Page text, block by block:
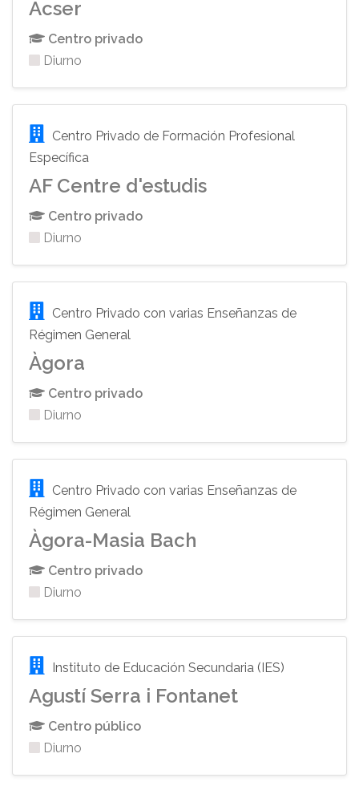
Acser
Centro privado
Diurno
Centro Privado de Formación Profesional
Específica
AF Centre d'estudis
Centro privado
Diurno
Centro Privado con varias Enseñanzas de
Régimen General
Àgora
Centro privado
Diurno
Centro Privado con varias Enseñanzas de
Régimen General
Àgora-Masia Bach
Centro privado
Diurno
Instituto de Educación Secundaria (IES)
Agustí Serra i Fontanet
Centro público
Diurno